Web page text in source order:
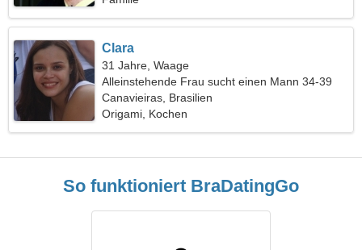
Clara
31 Jahre, Waage
Alleinstehende Frau sucht einen Mann 34-39
Canavieiras, Brasilien
Origami, Kochen
So funktioniert BraDatingGo